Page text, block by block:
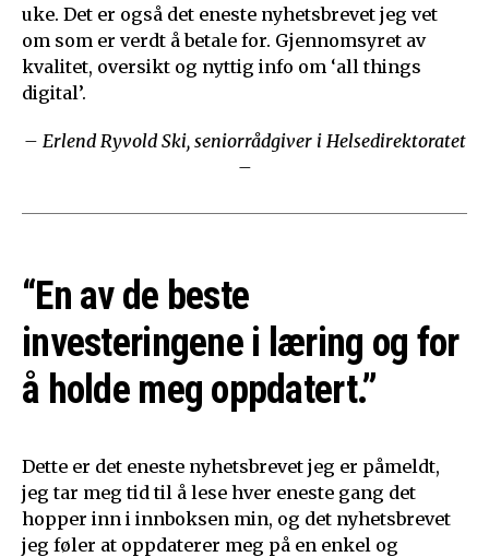
uke. Det er også det eneste nyhetsbrevet jeg vet
om som er verdt å betale for. Gjennomsyret av
kvalitet, oversikt og nyttig info om ‘all things
digital’.
– Erlend Ryvold Ski, seniorrådgiver i Helsedirektoratet
–
“En av de beste
investeringene i læring og for
å holde meg oppdatert.”
Dette er det eneste nyhetsbrevet jeg er påmeldt,
jeg tar meg tid til å lese hver eneste gang det
hopper inn i innboksen min, og det nyhetsbrevet
jeg føler at oppdaterer meg på en enkel og